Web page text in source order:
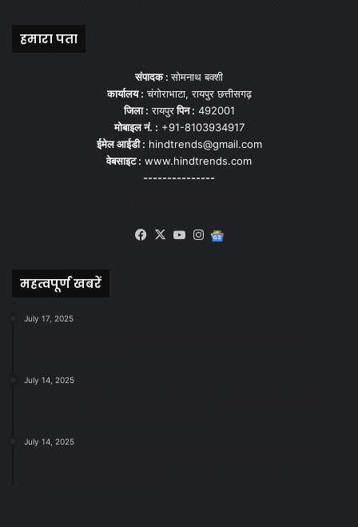
हमारा पता
संपादक :सोमनाथ बक्शी
कार्यालय : चंगोराभाटा, रायपुर छत्तीसगढ़
जिला : रायपुरपिन : 492001
मोबाइल नं. : +91-8103934917
ईमेल आईडी : hindtrends@gmail.com
वेबसाइट : www.hindtrends.com
---------------
Facebook
X YouTubeInstagram
महत्वपूर्ण खबरें
July 17, 2025
July 14, 2025
July 14, 2025